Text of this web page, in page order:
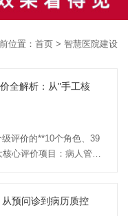
位置： 首页 > 智慧医院建设
全解析：从"手工核
评价的**10个角色、39
心评价项目：病人管理
预问诊到病历质控